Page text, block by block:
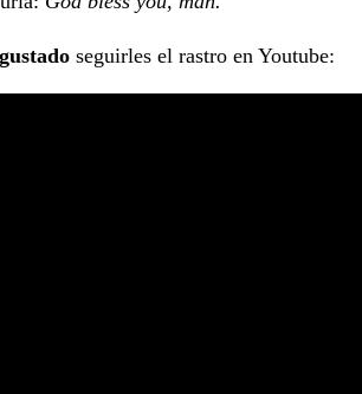
seguirles el rastro en Youtube: